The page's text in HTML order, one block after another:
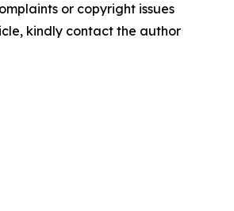
or copyright issues
kindly contact the author